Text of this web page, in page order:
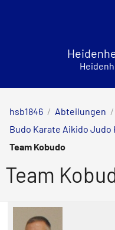
hsb1846 / Abteilungen /
Budo Karate Aikido Judo
Team Kobudo
Team